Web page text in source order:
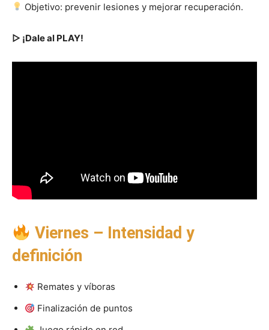
Objetivo: prevenir lesiones y mejorar recuperación.
▷ ¡Dale al PLAY!
Viernes – Intensidad y
definición
Remates y víboras
Finalización de puntos